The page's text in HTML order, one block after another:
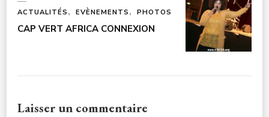
ACTUALITÉS EVÈNEMENTS PHOTOS
CAP VERT AFRICA CONNEXION
Laisser un commentaire